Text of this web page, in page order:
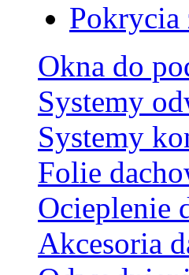
Pokrycia
Okna do
Systemy
Systemy
Folie
Ocieplenie
Akcesoria